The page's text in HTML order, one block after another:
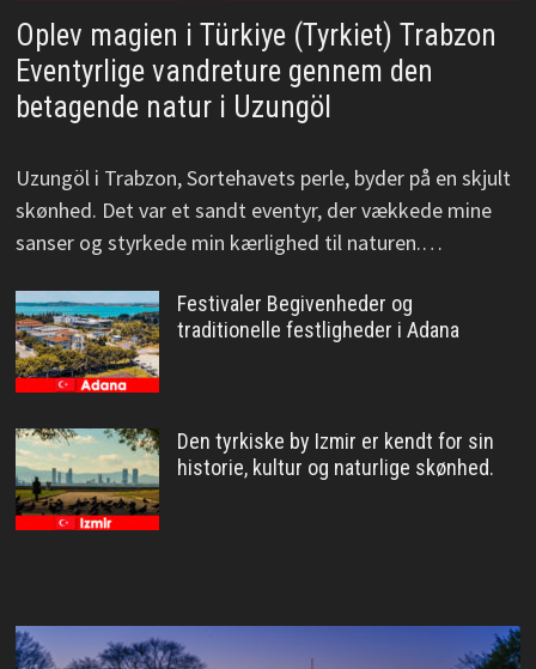
Oplev magien i Türkiye (Tyrkiet) Trabzon
Eventyrlige vandreture gennem den
betagende natur i Uzungöl
Uzungöl i Trabzon, Sortehavets perle, byder på en skjult
skønhed. Det var et sandt eventyr, der vækkede mine
sanser og styrkede min kærlighed til naturen.…
Festivaler Begivenheder og
traditionelle festligheder i Adana
Den tyrkiske by Izmir er kendt for sin
historie, kultur og naturlige skønhed.